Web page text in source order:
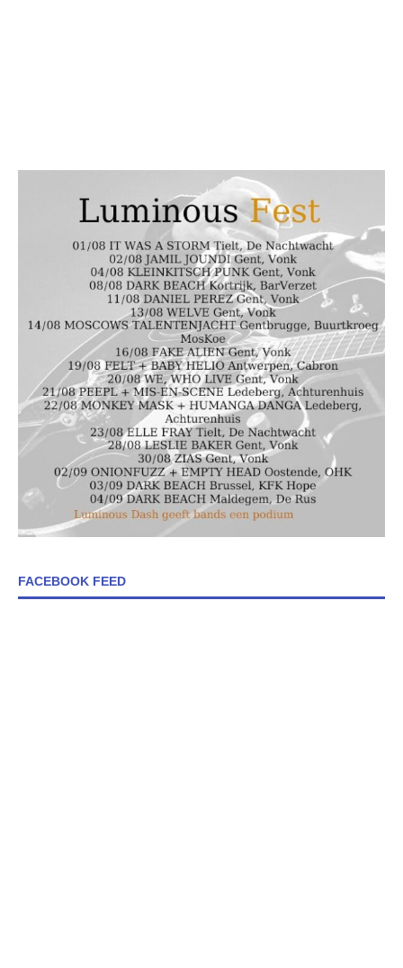
FACEBOOK FEED